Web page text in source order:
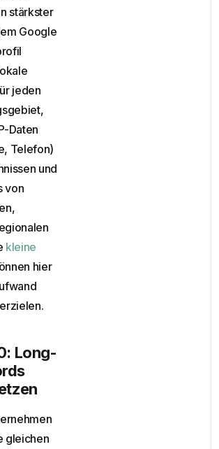
stärkster
Google
jeden
Daten
Telefon)
und
von
kleine
hier
Long-
gleichen